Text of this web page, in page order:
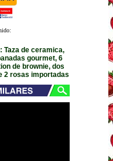
Taza de ceramica,
gourmet, 6
de brownie, dos
2 rosas importadas